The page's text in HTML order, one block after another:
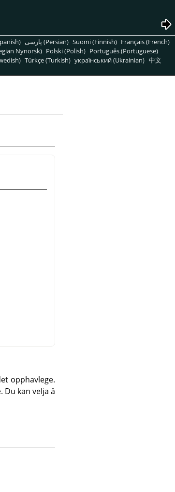
پارسی (Persian) Suomi (Finnish) Français (French)
Nynorsk) Polski (Polish) Português (Portuguese)
Türkçe (Turkish) український (Ukrainian) 中文
opphavlege.
kan velja å